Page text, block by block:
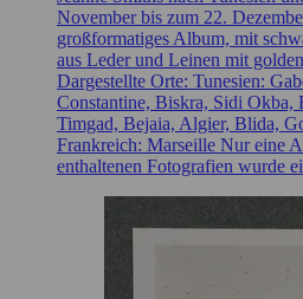
November bis zum 22.
großformatiges Album, mit
aus Leder und Leinen mit
Dargestellte Orte: Tunesien:
Constantine, Biskra, Sidi Okba,
Timgad, Bejaia, Algier, Blida,
Frankreich: Marseille Nur eine
enthaltenen Fotografien wurde